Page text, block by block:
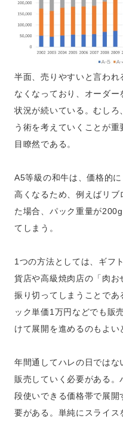
半面、売りやすいと言わ
なくなっており、オーダ
状況が続いている。むし
う術を考えていくことが重
目瞭然である。
A5等級の和牛は、価格的
高くなるため、例えばリ
た場合、パック重量が
てしまう。
1つの方法としては、ギフ
貨店や高級焼肉店の「肉
振り切ってしまうことで
ック単価1万円などでも販
けて展開を進めるのもよい
年間通してハレの日では
販売していく必要がある
段使いできる価格帯で展
要がある。単純にスライス